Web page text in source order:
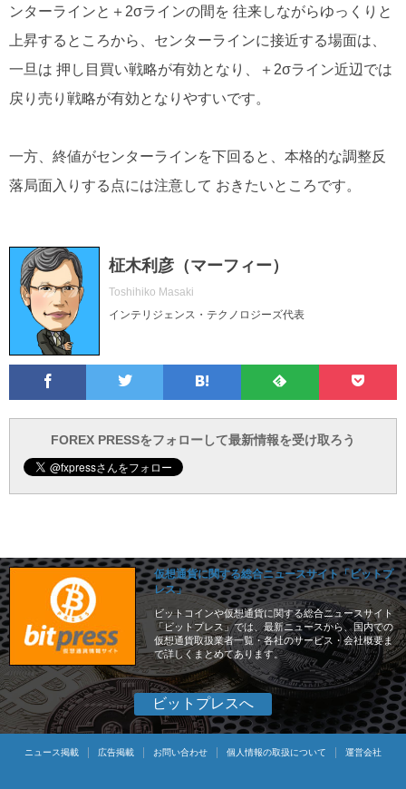
ンターラインと＋2σラインの間を 往来しながらゆっくりと
上昇するところから、センターラインに接近する場面は、
一旦は 押し目買い戦略が有効となり、＋2σライン近辺では
戻り売り戦略が有効となりやすいです。
一方、終値がセンターラインを下回ると、本格的な調整反
落局面入りする点には注意して おきたいところです。
柾木利彦（マーフィー）
Toshihiko Masaki
インテリジェンス・テクノロジーズ代表
Facebook Twitter
て
ブ
で
ォ
ロ
ー
で
と
で
FOREX PRESSをフォローして最新情報を受け取ろう
仮想通貨に関する総合ニュースサイト「ビットプ
レス」
ビットコインや仮想通貨に関する総合ニュースサイト
「ビットプレス」では、最新ニュースから、国内での
仮想通貨取扱業者一覧・各社のサービス・会社概要ま
で詳しくまとめてあります。
ビットプレスへ
ニュース掲載 広告掲載 お問い合わせ 個人情報の取扱について 運営会社